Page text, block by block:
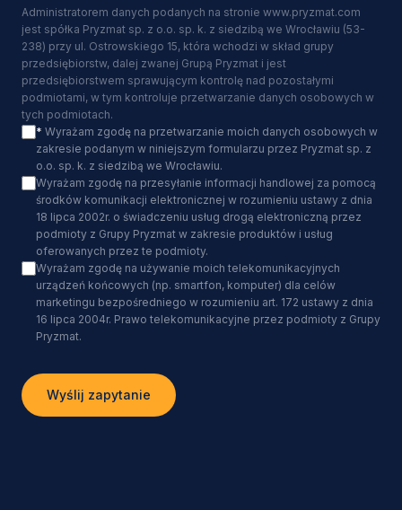
Administratorem danych podanych na stronie www.pryzmat.com
jest spółka Pryzmat sp. z o.o. sp. k. z siedzibą we Wrocławiu (53-
238) przy ul. Ostrowskiego 15, która wchodzi w skład grupy
przedsiębiorstw, dalej zwanej Grupą Pryzmat i jest
przedsiębiorstwem sprawującym kontrolę nad pozostałymi
podmiotami, w tym kontroluje przetwarzanie danych osobowych w
tych podmiotach.
* Wyrażam zgodę na przetwarzanie moich danych osobowych w
zakresie podanym w niniejszym formularzu przez Pryzmat sp. z
o.o. sp. k. z siedzibą we Wrocławiu.
Wyrażam zgodę na przesyłanie informacji handlowej za pomocą
środków komunikacji elektronicznej w rozumieniu ustawy z dnia
18 lipca 2002r. o świadczeniu usług drogą elektroniczną przez
podmioty z Grupy Pryzmat w zakresie produktów i usług
oferowanych przez te podmioty.
Wyrażam zgodę na używanie moich telekomunikacyjnych
urządzeń końcowych (np. smartfon, komputer) dla celów
marketingu bezpośredniego w rozumieniu art. 172 ustawy z dnia
16 lipca 2004r. Prawo telekomunikacyjne przez podmioty z Grupy
Pryzmat.
Wyślij zapytanie